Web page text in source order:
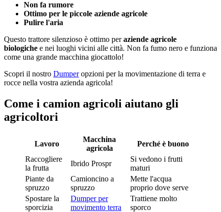
Non fa rumore
Ottimo per le piccole aziende agricole
Pulire l'aria
Questo trattore silenzioso è ottimo peraziende agricole
biologiche e nei luoghi vicini alle città. Non fa fumo nero e funziona
come una grande macchina giocattolo!
Scopri il nostro Dumperopzioni per la movimentazione di terra e
rocce nella vostra azienda agricola!
Come i camion agricoli aiutano gli
agricoltori
Lavoro
Macchina
agricola
Perché è buono
Raccogliere
la frutta
Ibrido Prospr
Si vedono i frutti
maturi
Piante da
spruzzo
Camioncino a
spruzzo
Mette l'acqua
proprio dove serve
Spostare la
sporcizia
Dumper per
movimento terra
Trattiene molto
sporco